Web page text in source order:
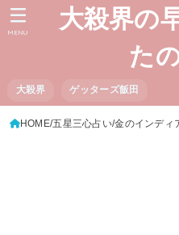
大殺界の
た
大殺界 ゲッターズ飯田
MENU
HOME 五星三心占い 金のインディ